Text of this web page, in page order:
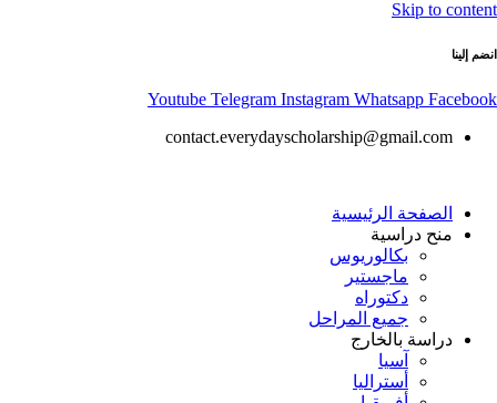
Skip to content
انضم إلينا
Youtube Telegram Instagram Whatsapp Facebook
contact.everydayscholarship@gmail.com
الصفحة الرئيسية
منح دراسية
بكالوريوس
ماجستير
دكتوراه
جميع المراحل
دراسة بالخارج
آسيا
أستراليا